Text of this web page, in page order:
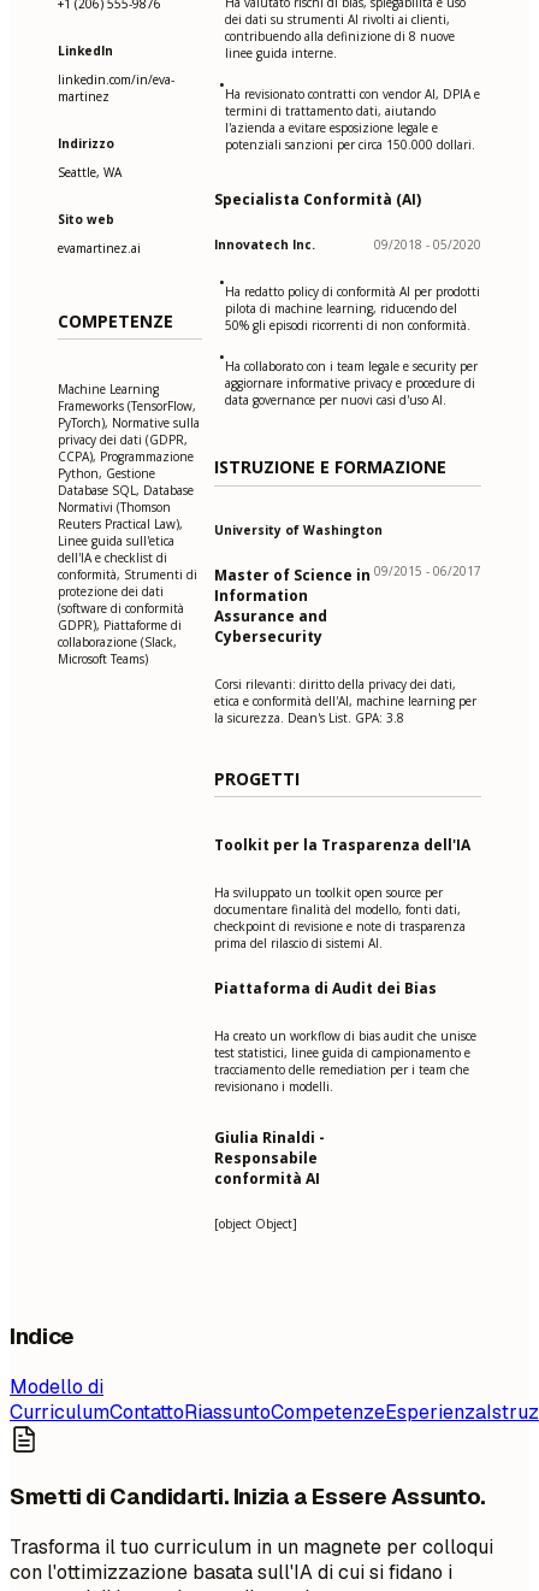
LinkedIn
linkedin.com/in/eva-
martinez
Indirizzo
Seattle, WA
Sito web
evamartinez.ai
COMPETENZE
Machine Learning
Frameworks (TensorFlow,
PyTorch), Normative sulla
privacy dei dati (GDPR,
CCPA), Programmazione
Python, Gestione
Database SQL, Database
Normativi (Thomson
Reuters Practical Law),
Linee guida sull'etica
dell'IA e checklist di
conformità, Strumenti di
protezione dei dati
(software di conformità
GDPR), Piattaforme di
collaborazione (Slack,
Microsoft Teams)
dei dati su strumenti AI rivolti ai clienti,
contribuendo alla definizione di 8 nuove
linee guida interne.
•Ha revisionato contratti con vendor AI, DPIA e
termini di trattamento dati, aiutando
l'azienda a evitare esposizione legale e
potenziali sanzioni per circa 150.000 dollari.
Specialista Conformità (AI)
Innovatech Inc. 09/2018 - 05/2020
•Ha redatto policy di conformità AI per prodotti
pilota di machine learning, riducendo del
50% gli episodi ricorrenti di non conformità.
•Ha collaborato con i team legale e security per
aggiornare informative privacy e procedure di
data governance per nuovi casi d'uso AI.
ISTRUZIONE E FORMAZIONE
University of Washington
Master of Science in
Information
Assurance and
Cybersecurity
09/2015 - 06/2017
Corsi rilevanti: diritto della privacy dei dati,
etica e conformità dell'AI, machine learning per
la sicurezza. Dean's List. GPA: 3.8
PROGETTI
Toolkit per la Trasparenza dell'IA
Ha sviluppato un toolkit open source per
documentare finalità del modello, fonti dati,
checkpoint di revisione e note di trasparenza
prima del rilascio di sistemi AI.
Piattaforma di Audit dei Bias
Ha creato un workflow di bias audit che unisce
test statistici, linee guida di campionamento e
tracciamento delle remediation per i team che
revisionano i modelli.
Giulia Rinaldi -
Responsabile
conformità AI
[object Object]
Indice
Modello di
CurriculumContattoRiassuntoCompetenzeEsperienza
Smetti di Candidarti. Inizia a Essere Assunto.
Trasforma il tuo curriculum in un magnete per colloqui
con l'ottimizzazione basata sull'IA di cui si fidano i